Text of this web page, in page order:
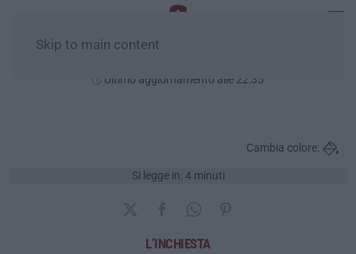
Skip to main content
Ultimo aggiornamento alle 22:35
Si legge in: 4 minuti
Cambia colore:
L’INCHIESTA